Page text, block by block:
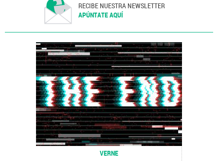
RECIBE NUESTRA NEWSLETTER
APÚNTATE AQUÍ
VERNE